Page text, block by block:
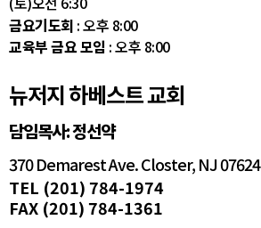
금요기도회 : 오후 8:00
교육부 금요 모임 : 오후 8:00
뉴저지 하베스트 교회
담임목사: 정선약
370 Demarest Ave. Closter, NJ 07624
TEL (201) 784-1974
FAX (201) 784-1361